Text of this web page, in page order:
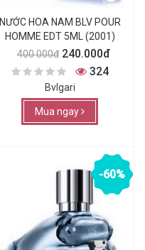
NƯỚC HOA NAM BLV POUR
HOMME EDT 5ML (2001)
400.000đ 240.000đ
324
Bvlgari
Mua ngay
-60%